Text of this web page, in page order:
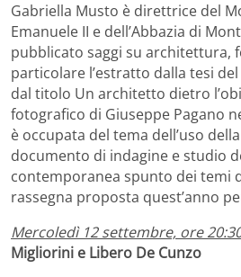
Gabriella Musto è direttrice del
Emanuele II e dell’Abbazia di
pubblicato saggi su architettura,
particolare l’estratto dalla tesi
dal titolo Un architetto dietro
fotografico di Giuseppe Pagano
è occupata del tema dell’uso
documento di indagine e studio
contemporanea spunto dei temi
rassegna proposta quest’anno
Mercoledì 12 settembre, ore
Migliorini e Libero De Cunzo